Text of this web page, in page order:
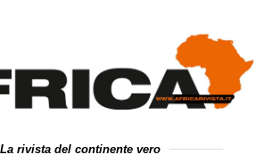
La rivista del continente vero